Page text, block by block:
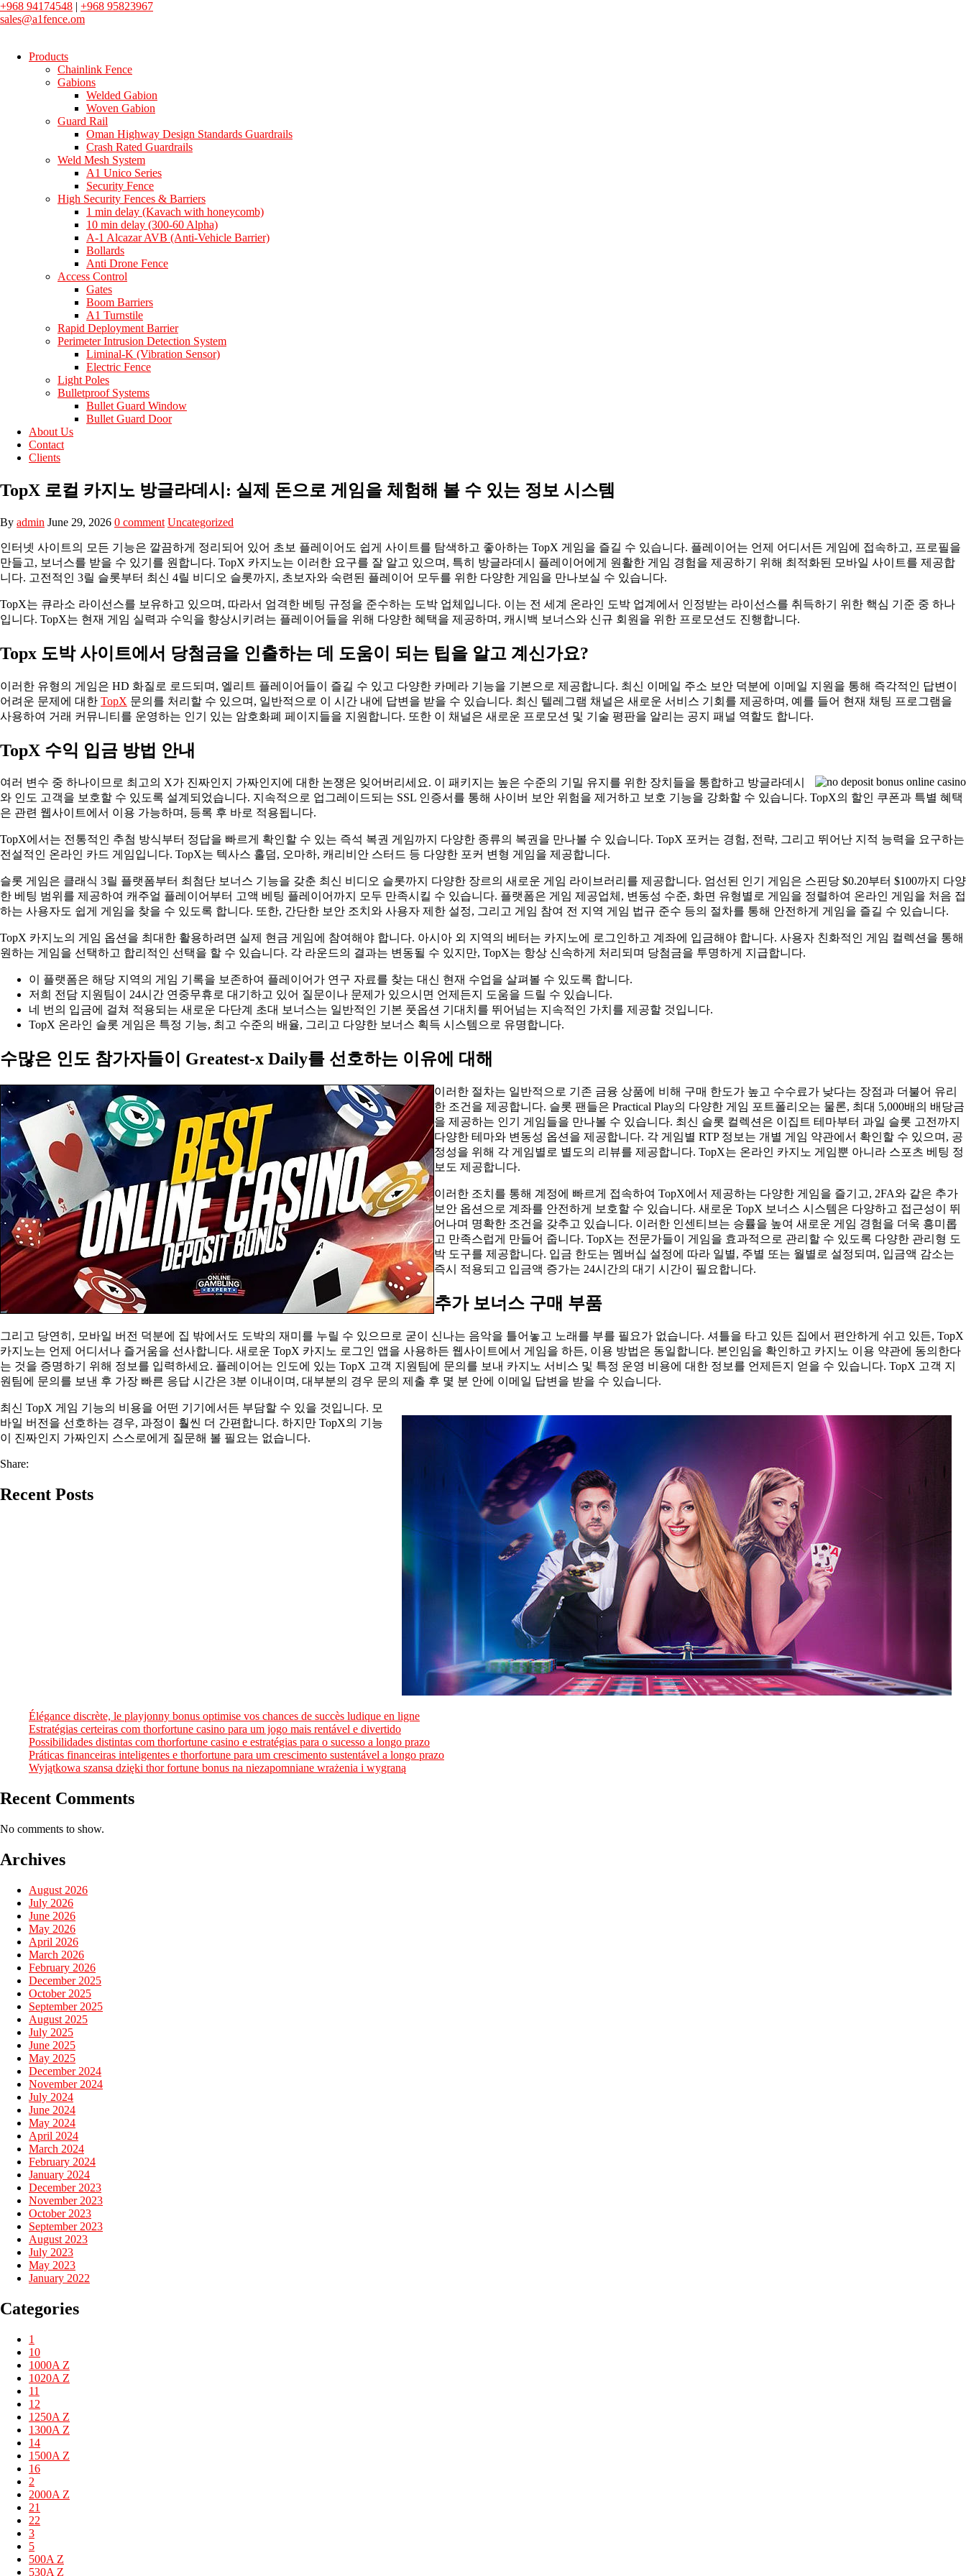
+968 94174548 | +968 95823967
sales@a1fence.om
Products
Chainlink Fence
Gabions
Welded Gabion
Woven Gabion
Guard Rail
Oman Highway Design Standards Guardrails
Crash Rated Guardrails
Weld Mesh System
A1 Unico Series
Security Fence
High Security Fences & Barriers
1 min delay (Kavach with honeycomb)
10 min delay (300-60 Alpha)
A-1 Alcazar AVB (Anti-Vehicle Barrier)
Bollards
Anti Drone Fence
Access Control
Gates
Boom Barriers
A1 Turnstile
Rapid Deployment Barrier
Perimeter Intrusion Detection System
Liminal-K (Vibration Sensor)
Electric Fence
Light Poles
Bulletproof Systems
Bullet Guard Window
Bullet Guard Door
About Us
Contact
Clients
TopX 로컬 카지노 방글라데시: 실제 돈으로 게임을 체험해 볼 수 있는 정보 시스템
By admin June 29, 2026 0 comment Uncategorized
인터넷 사이트의 모든 기능은 깔끔하게 정리되어 있어 초보 플레이어도 쉽게 사이트를 탐색하고 좋아하는 TopX 게임을 즐길 수 있습니다. 플레이어는 언제 어디서든 게임에 접속하고, 프로필을
만들고, 보너스를 받을 수 있기를 원합니다. TopX 카지노는 이러한 요구를 잘 알고 있으며, 특히 방글라데시 플레이어에게 원활한 게임 경험을 제공하기 위해 최적화된 모바일 사이트를 제공합
니다. 고전적인 3릴 슬롯부터 최신 4릴 비디오 슬롯까지, 초보자와 숙련된 플레이어 모두를 위한 다양한 게임을 만나보실 수 있습니다.
TopX는 큐라소 라이선스를 보유하고 있으며, 따라서 엄격한 베팅 규정을 준수하는 도박 업체입니다. 이는 전 세계 온라인 도박 업계에서 인정받는 라이선스를 취득하기 위한 핵심 기준 중 하나
입니다. TopX는 현재 게임 실력과 수익을 향상시키려는 플레이어들을 위해 다양한 혜택을 제공하며, 캐시백 보너스와 신규 회원을 위한 프로모션도 진행합니다.
Topx 도박 사이트에서 당첨금을 인출하는 데 도움이 되는 팁을 알고 계신가요?
이러한 유형의 게임은 HD 화질로 로드되며, 엘리트 플레이어들이 즐길 수 있고 다양한 카메라 기능을 기본으로 제공합니다. 최신 이메일 주소 보안 덕분에 이메일 지원을 통해 즉각적인 답변이
어려운 문제에 대한 TopX 문의를 처리할 수 있으며, 일반적으로 이 시간 내에 답변을 받을 수 있습니다. 최신 텔레그램 채널은 새로운 서비스 기회를 제공하며, 예를 들어 현재 채팅 프로그램을
사용하여 거래 커뮤니티를 운영하는 인기 있는 암호화폐 페이지들을 지원합니다. 또한 이 채널은 새로운 프로모션 및 기술 평판을 알리는 공지 패널 역할도 합니다.
TopX 수익 입금 방법 안내
여러 변수 중 하나이므로 최고의 X가 진짜인지 가짜인지에 대한 논쟁은 잊어버리세요. 이 패키지는 높은 수준의 기밀 유지를 위한 장치들을 통합하고 방글라데시
와 인도 고객을 보호할 수 있도록 설계되었습니다. 지속적으로 업그레이드되는 SSL 인증서를 통해 사이버 보안 위험을 제거하고 보호 기능을 강화할 수 있습니다. TopX의 할인 쿠폰과 특별 혜택
은 관련 웹사이트에서 이용 가능하며, 등록 후 바로 적용됩니다.
TopX에서는 전통적인 추첨 방식부터 정답을 빠르게 확인할 수 있는 즉석 복권 게임까지 다양한 종류의 복권을 만나볼 수 있습니다. TopX 포커는 경험, 전략, 그리고 뛰어난 지적 능력을 요구하는
전설적인 온라인 카드 게임입니다. TopX는 텍사스 홀덤, 오마하, 캐리비안 스터드 등 다양한 포커 변형 게임을 제공합니다.
슬롯 게임은 클래식 3릴 플랫폼부터 최첨단 보너스 기능을 갖춘 최신 비디오 슬롯까지 다양한 장르의 새로운 게임 라이브러리를 제공합니다. 엄선된 인기 게임은 스핀당 $0.20부터 $100까지 다양
한 베팅 범위를 제공하여 캐주얼 플레이어부터 고액 베팅 플레이어까지 모두 만족시킬 수 있습니다. 플랫폼은 게임 제공업체, 변동성 수준, 화면 유형별로 게임을 정렬하여 온라인 게임을 처음 접
하는 사용자도 쉽게 게임을 찾을 수 있도록 합니다. 또한, 간단한 보안 조치와 사용자 제한 설정, 그리고 게임 참여 전 지역 게임 법규 준수 등의 절차를 통해 안전하게 게임을 즐길 수 있습니다.
TopX 카지노의 게임 옵션을 최대한 활용하려면 실제 현금 게임에 참여해야 합니다. 아시아 외 지역의 베터는 카지노에 로그인하고 계좌에 입금해야 합니다. 사용자 친화적인 게임 컬렉션을 통해
원하는 게임을 선택하고 합리적인 선택을 할 수 있습니다. 각 라운드의 결과는 변동될 수 있지만, TopX는 항상 신속하게 처리되며 당첨금을 투명하게 지급합니다.
이 플랫폼은 해당 지역의 게임 기록을 보존하여 플레이어가 연구 자료를 찾는 대신 현재 수업을 살펴볼 수 있도록 합니다.
저희 전담 지원팀이 24시간 연중무휴로 대기하고 있어 질문이나 문제가 있으시면 언제든지 도움을 드릴 수 있습니다.
네 번의 입금에 걸쳐 적용되는 새로운 다단계 초대 보너스는 일반적인 기본 풋옵션 기대치를 뛰어넘는 지속적인 가치를 제공할 것입니다.
TopX 온라인 슬롯 게임은 특정 기능, 최고 수준의 배율, 그리고 다양한 보너스 획득 시스템으로 유명합니다.
수많은 인도 참가자들이 Greatest-x Daily를 선호하는 이유에 대해
이러한 절차는 일반적으로 기존 금융 상품에 비해 구매 한도가 높고 수수료가 낮다는 장점과 더불어 유리
한 조건을 제공합니다. 슬롯 팬들은 Practical Play의 다양한 게임 포트폴리오는 물론, 최대 5,000배의 배당금
을 제공하는 인기 게임들을 만나볼 수 있습니다. 최신 슬롯 컬렉션은 이집트 테마부터 과일 슬롯 고전까지
다양한 테마와 변동성 옵션을 제공합니다. 각 게임별 RTP 정보는 개별 게임 약관에서 확인할 수 있으며, 공
정성을 위해 각 게임별로 별도의 리뷰를 제공합니다. TopX는 온라인 카지노 게임뿐 아니라 스포츠 베팅 정
보도 제공합니다.
이러한 조치를 통해 계정에 빠르게 접속하여 TopX에서 제공하는 다양한 게임을 즐기고, 2FA와 같은 추가
보안 옵션으로 계좌를 안전하게 보호할 수 있습니다. 새로운 TopX 보너스 시스템은 다양하고 접근성이 뛰
어나며 명확한 조건을 갖추고 있습니다. 이러한 인센티브는 승률을 높여 새로운 게임 경험을 더욱 흥미롭
고 만족스럽게 만들어 줍니다. TopX는 전문가들이 게임을 효과적으로 관리할 수 있도록 다양한 관리형 도
박 도구를 제공합니다. 입금 한도는 멤버십 설정에 따라 일별, 주별 또는 월별로 설정되며, 입금액 감소는
즉시 적용되고 입금액 증가는 24시간의 대기 시간이 필요합니다.
추가 보너스 구매 부품
그리고 당연히, 모바일 버전 덕분에 집 밖에서도 도박의 재미를 누릴 수 있으므로 굳이 신나는 음악을 틀어놓고 노래를 부를 필요가 없습니다. 셔틀을 타고 있든 집에서 편안하게 쉬고 있든, TopX
카지노는 언제 어디서나 즐거움을 선사합니다. 새로운 TopX 카지노 로그인 앱을 사용하든 웹사이트에서 게임을 하든, 이용 방법은 동일합니다. 본인임을 확인하고 카지노 이용 약관에 동의한다
는 것을 증명하기 위해 정보를 입력하세요. 플레이어는 인도에 있는 TopX 고객 지원팀에 문의를 보내 카지노 서비스 및 특정 운영 비용에 대한 정보를 언제든지 얻을 수 있습니다. TopX 고객 지
원팀에 문의를 보낸 후 가장 빠른 응답 시간은 3분 이내이며, 대부분의 경우 문의 제출 후 몇 분 안에 이메일 답변을 받을 수 있습니다.
최신 TopX 게임 기능의 비용을 어떤 기기에서든 부담할 수 있을 것입니다. 모
바일 버전을 선호하는 경우, 과정이 훨씬 더 간편합니다. 하지만 TopX의 기능
이 진짜인지 가짜인지 스스로에게 질문해 볼 필요는 없습니다.
Share:
Recent Posts
Élégance discrète, le playjonny bonus optimise vos chances de succès ludique en ligne
Estratégias certeiras com thorfortune casino para um jogo mais rentável e divertido
Possibilidades distintas com thorfortune casino e estratégias para o sucesso a longo prazo
Práticas financeiras inteligentes e thorfortune para um crescimento sustentável a longo prazo
Wyjątkowa szansa dzięki thor fortune bonus na niezapomniane wrażenia i wygraną
Recent Comments
No comments to show.
Archives
August 2026
July 2026
June 2026
May 2026
April 2026
March 2026
February 2026
December 2025
October 2025
September 2025
August 2025
July 2025
June 2025
May 2025
December 2024
November 2024
July 2024
June 2024
May 2024
April 2024
March 2024
February 2024
January 2024
December 2023
November 2023
October 2023
September 2023
August 2023
July 2023
May 2023
January 2022
Categories
1
10
1000A Z
1020A Z
11
12
1250A Z
1300A Z
14
1500A Z
16
2
2000A Z
21
22
3
5
500A Z
530A Z